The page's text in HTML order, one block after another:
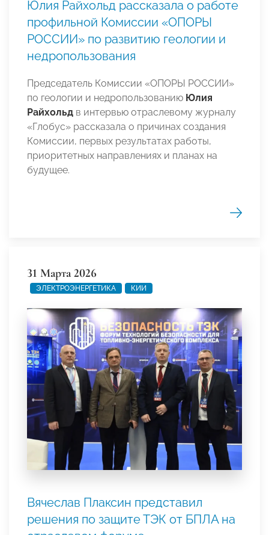
Юлия Райхольд рассказала о работе
профильной Комиссии «ОПОРЫ
РОССИИ» по развитию геологии и
недропользования
Председатель Комиссии «ОПОРЫ РОССИИ»
по геологии и недропользованию Юлия
Райхольд в интервью отраслевому журналу
«Глобус» рассказала о причинах создания
Комиссии, первых результатах работы,
приоритетных направлениях и планах на
будущее.
31 Марта 2026
ЭЛЕКТРОЭНЕРГЕТИКА КИИ
Вячеслав Плаксин представил
решения по защите ТЭК от БПЛА на